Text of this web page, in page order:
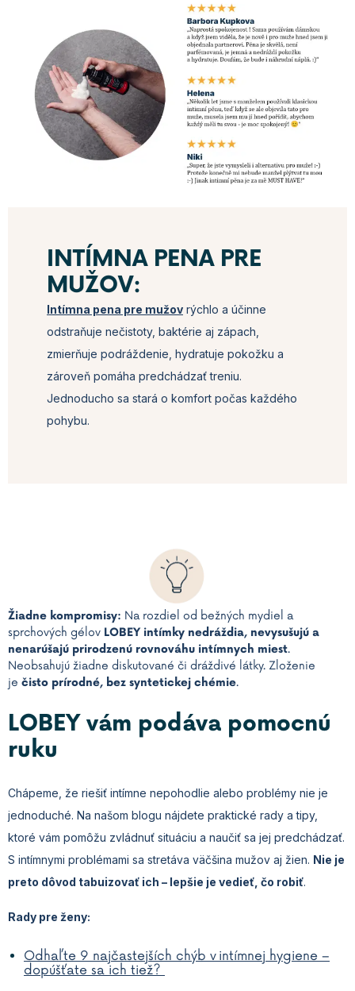
INTÍMNA PENA PRE
MUŽOV:
Intímna pena pre mužov rýchlo a účinne
odstraňuje nečistoty, baktérie aj zápach,
zmierňuje podráždenie, hydratuje pokožku a
zároveň pomáha predchádzať treniu.
Jednoducho sa stará o komfort počas každého
pohybu.
Žiadne kompromisy: Na rozdiel od bežných mydiel a
sprchových gélov LOBEY intímky nedráždia, nevysušujú a
nenarúšajú prirodzenú rovnováhu intímnych miest.
Neobsahujú žiadne diskutované či dráždivé látky. Zloženie
je čisto prírodné, bez syntetickej chémie.
LOBEY vám podáva pomocnú
ruku
Chápeme, že riešiť intímne nepohodlie alebo problémy nie je
jednoduché. Na našom blogu nájdete praktické rady a tipy,
ktoré vám pomôžu zvládnuť situáciu a naučiť sa jej predchádzať.
S intímnymi problémami sa stretáva väčšina mužov aj žien. Nie je
preto dôvod tabuizovať ich – lepšie je vedieť, čo robiť.
Rady pre ženy:
Odhaľte 9 najčastejších chýb v intímnej hygiene –
dopúšťate sa ich tiež?